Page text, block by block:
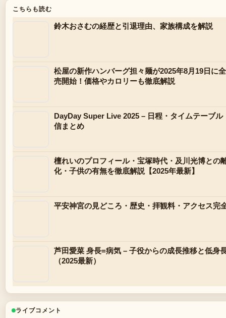
こちらも読む
鈴木おさむの経歴と引退理由、家族構成を解説
松屋の新作ハンバーグ担々麺が2025年8月19日に
売開始！価格やカロリーも徹底解説
DayDay Super Live 2025 – 日程・タイムテーブ
信まとめ
檀れいのプロフィール・宝塚時代・及川光博との
化・子供の有無を徹底解説【2025年最新】
平安神宮の見どころ・歴史・拝観料・アクセス完
芦田愛菜 身長=病気 – 子役からの成長推移と低身
（2025最新）
ライブコメント